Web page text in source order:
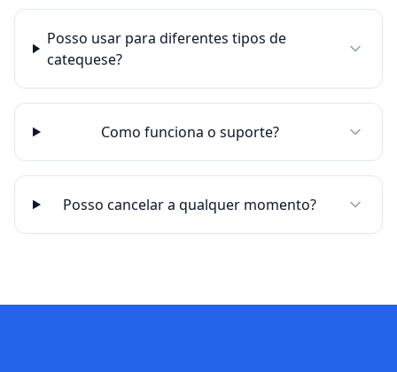
Posso usar para diferentes tipos de
catequese?
Como funciona o suporte?
Posso cancelar a qualquer momento?